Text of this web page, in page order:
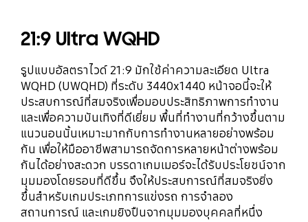
21:9 Ultra WQHD
รูปแบบอัลตราไวด์ 21:9 มักใช้ค่าความละเอียด Ultra
WQHD (UWQHD) ที่ระดับ 3440x1440 หน้าจอนี้จะให้
ประสบการณ์ที่สมจริงเพื่อมอบประสิทธิภาพการทำงาน
และเพื่อความบันเทิงที่ดีเยี่ยม พื้นที่ทำงานที่กว้างขึ้นตาม
แนวนอนนั้นเหมาะมากกับการทำงานหลายอย่างพร้อม
กัน เพื่อให้มืออาชีพสามารถจัดการหลายหน้าต่างพร้อม
กันได้อย่างสะดวก บรรดาเกมเมอร์จะได้รับประโยชน์จาก
มุมมองโดยรอบที่ดีขึ้น จึงให้ประสบการณ์ที่สมจริงยิ่ง
ขึ้นสำหรับเกมประเภทการแข่งรถ การจำลอง
สถานการณ์ และเกมยิงปืนจากมุมมองบุคคลที่หนึ่ง